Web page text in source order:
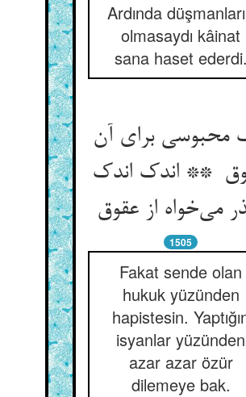
Ardında
olmasaydı kâinat
sana haset ederdi.
محبوسی برای آن
** اندک اندک
1505
Fakat sende olan
hukuk yüzünden
hapistesin.
isyanlar yüzünden
azar azar özür
dilemeye bak.